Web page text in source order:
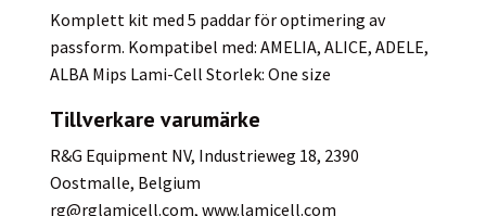
Komplett kit med 5 paddar för optimering av
passform. Kompatibel med: AMELIA, ALICE, ADELE,
ALBA Mips Lami-Cell Storlek: One size
Tillverkare varumärke
R&G Equipment NV, Industrieweg 18, 2390
Oostmalle, Belgium
rg@rglamicell.com, www.lamicell.com